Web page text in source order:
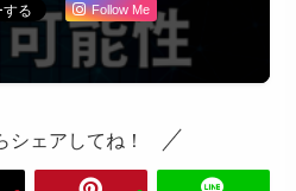
Follow Me
シェアしてね！